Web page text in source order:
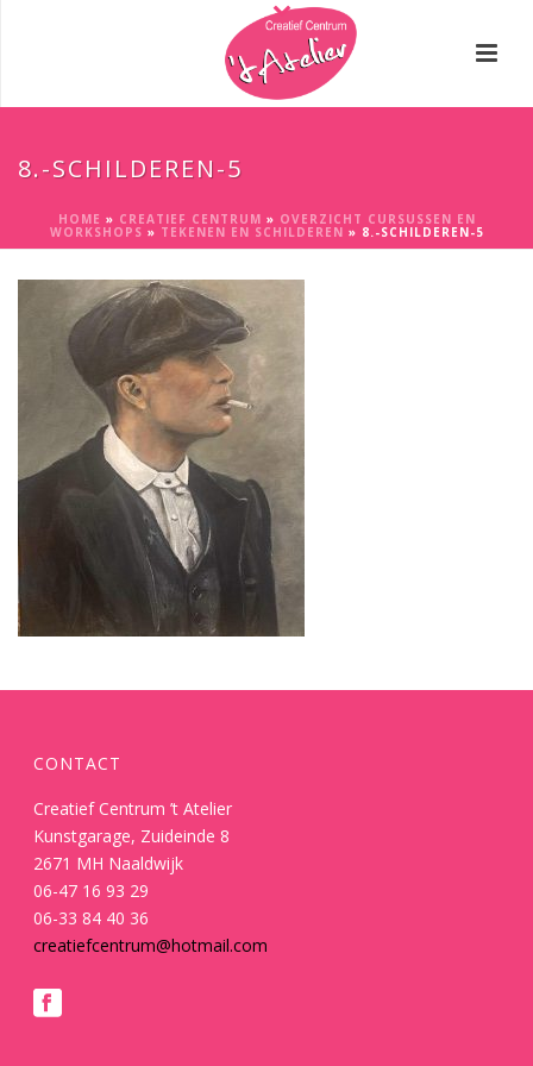
8.-SCHILDEREN-5
HOME » CREATIEF CENTRUM » OVERZICHT CURSUSSEN EN
WORKSHOPS » TEKENEN EN SCHILDEREN » 8.-SCHILDEREN-5
CONTACT
Creatief Centrum ’t Atelier
Kunstgarage, Zuideinde 8
2671 MH Naaldwijk
06-47 16 93 29
06-33 84 40 36
creatiefcentrum@hotmail.com